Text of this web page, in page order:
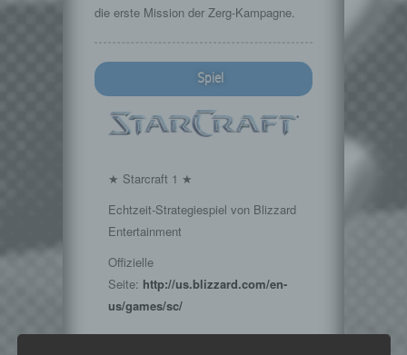
die erste Mission der Zerg-Kampagne.
Spiel
★ Starcraft 1 ★
Echtzeit-Strategiespiel von Blizzard
Entertainment
Offizielle
Seite: http://us.blizzard.com/en-
us/games/sc/